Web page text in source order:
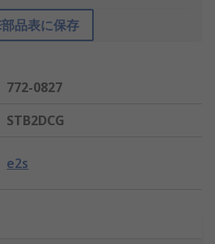
部品表に保存
772-0827
STB2DCG
e2s